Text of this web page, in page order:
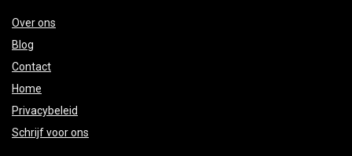
Over ons
Blog
Contact
Home
Privacybeleid
Schrijf voor ons